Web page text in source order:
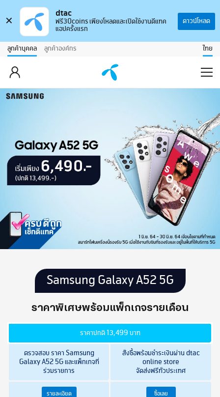
✕
dtac
ฟรี30coins เพียงโหลดและเปิดใช้งานดีแทค
แอปครั้งแรก
ดาวน์โหลด
ลูกค้าบุคคล ลูกค้าองค์กร ไทย
Samsung Galaxy A52 5G
ราคาพิเศษพร้อมแพ็กเกจรายเดือน
ราคาปกติ 13,499 บาท
ตรวจสอบ ราคา Samsung
Galaxy A52 5Gและแพ็กเกจที่
ร่วมรายการ
สั่งซื้อพร้อมชำระเงินผ่าน dtac
online store
จัดส่งฟรีทั่วประเทศ
รายละเอียด ซื้อเลย